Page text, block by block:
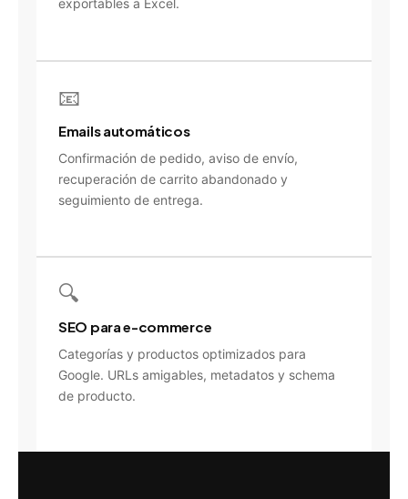
exportables a Excel.
📧
Emails automáticos
Confirmación de pedido, aviso de envío,
recuperación de carrito abandonado y
seguimiento de entrega.
🔍
SEO para e-commerce
Categorías y productos optimizados para
Google. URLs amigables, metadatos y schema
de producto.